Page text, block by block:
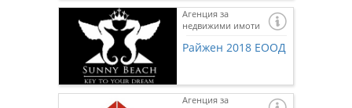
Агенция за
недвижими имоти
Райжен 2018 ЕООД
Агенция за